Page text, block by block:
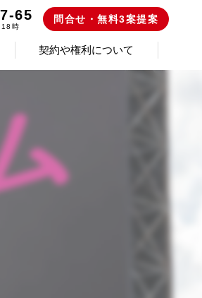
65
時
問合せ・無料3案提案
契約や権利について